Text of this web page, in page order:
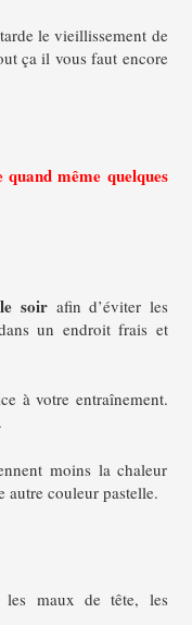
le vieillissement de
ça il vous faut encore
même quelques
soir afin d’éviter les
un endroit frais et
à votre entraînement.
moins la chaleur
autre couleur pastelle.
les maux de tête, les